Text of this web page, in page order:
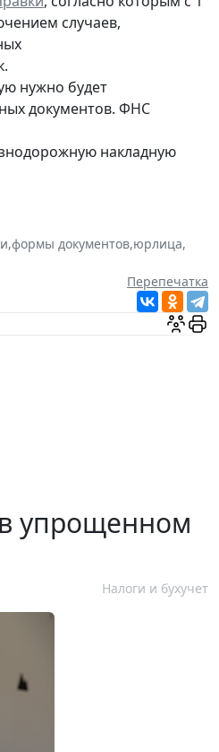
случаев,
нужно будет
документов. ФНС
накладную
,формы документов,юрлица,
Перепечатка
в упрощенном
Налоги и бухучет